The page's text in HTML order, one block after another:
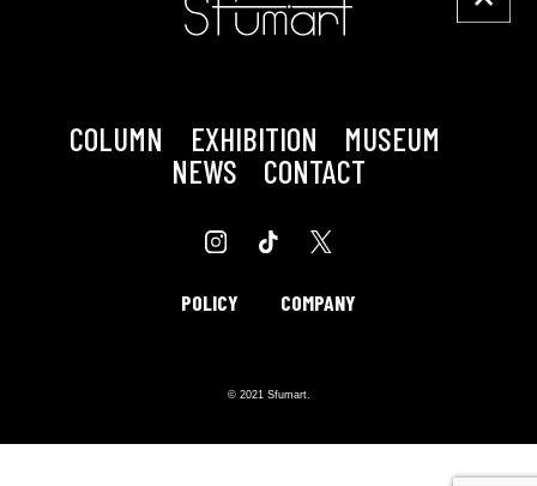
COLUMN EXHIBITION
MUSEUM
NEWS
CONTACT
POLICY COMPANY
© 2021 Sfumart.